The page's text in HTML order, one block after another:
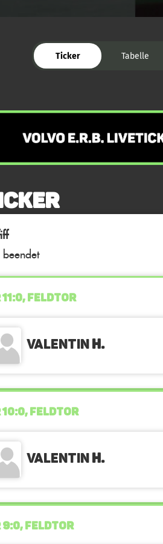
Ticker Tabelle
11:0, FELDTOR
ValentinH.
10:0, FELDTOR
ValentinH.
9:0, FELDTOR